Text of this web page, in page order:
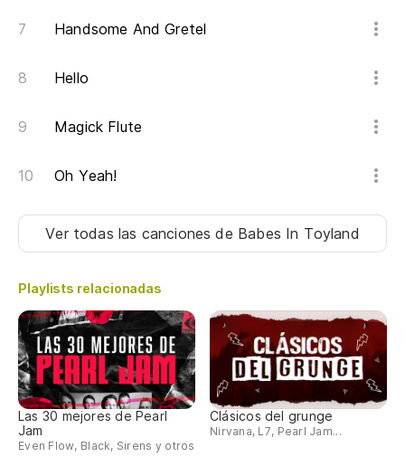
Handsome And Gretel
Hello
Magick Flute
Oh Yeah!
Ver todas las cancionesde Babes In Toyland
Playlists relacionadas
Las 30 mejores de Pearl
Jam
Even Flow, Black, Sirens y otros
Clásicos del grunge
Nirvana, L7, Pearl Jam...